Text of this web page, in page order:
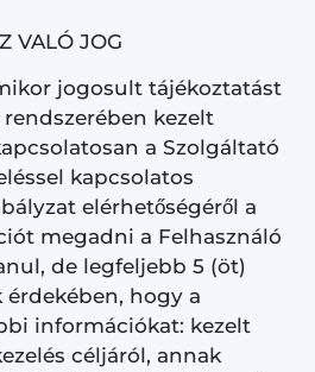
VALÓ JOG
jogosult tájékoztatást
kezelt
a Szolgáltató
kapcsolatos
elérhetőségéről a
megadni a Felhasználó
de legfeljebb 5 (öt)
hogy a
információkat: kezelt
céljáról, annak